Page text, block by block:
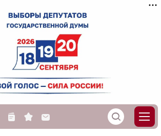
n s M S